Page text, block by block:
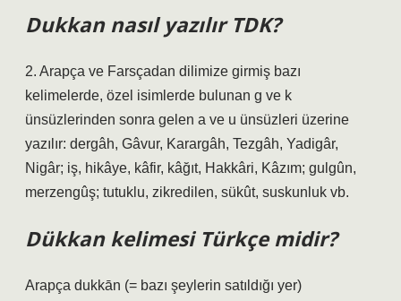
Dukkan nasıl yazılır TDK?
2. Arapça ve Farsçadan dilimize girmiş bazı
kelimelerde, özel isimlerde bulunan g ve k
ünsüzlerinden sonra gelen a ve u ünsüzleri üzerine
yazılır: dergâh, Gâvur, Karargâh, Tezgâh, Yadigâr,
Nigâr; iş, hikâye, kâfir, kâğıt, Hakkâri, Kâzım; gulgûn,
merzengûş; tutuklu, zikredilen, sükût, suskunluk vb.
Dükkan kelimesi Türkçe midir?
Arapça dukkān (= bazı şeylerin satıldığı yer)